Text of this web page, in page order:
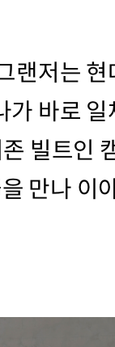
랜저는
가 바로
빌트인
만나 이